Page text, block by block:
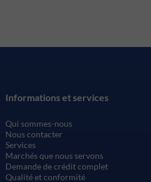
Informations et services
Qui sommes-nous
Nous contacter
Services
Marchés que nous servons
Demande de crédit complet
Qualité et conformité